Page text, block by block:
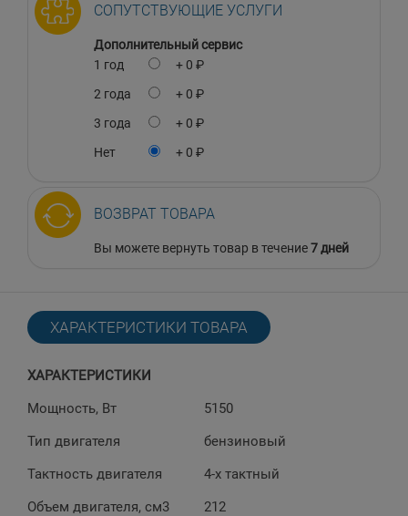
СОПУТСТВУЮЩИЕ УСЛУГИ
Дополнительный сервис
1 год
+ 0 ₽
2 года
+ 0 ₽
3 года
+ 0 ₽
Нет
+ 0 ₽
ВОЗВРАТ ТОВАРА
Вы можете вернуть товар в течение7 дней
ХАРАКТЕРИСТИКИ ТОВАРА
ХАРАКТЕРИСТИКИ
Мощность, Вт
5150
Тип двигателя
бен­зи­но­вый
Тактность двигателя
4-х такт­ный
Объем двигателя, см3
212